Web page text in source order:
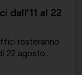
dall'11 al 22
resteranno
22 agosto